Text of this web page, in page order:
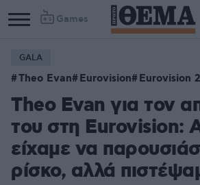
Games
GALA
Theo Evan Eurovision Eurovision
Theo Evan για τον
του στη Eurovision:
είχαμε να
ρίσκο, αλλά